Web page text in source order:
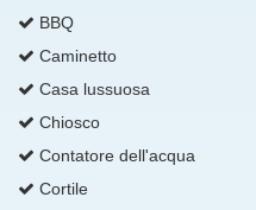
BBQ
Caminetto
Casa lussuosa
Chiosco
Contatore dell'acqua
Cortile